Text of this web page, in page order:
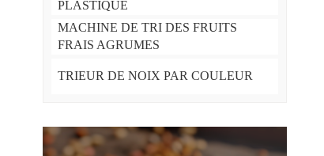
PLASTIQUE
MACHINE DE TRI DES FRUITS
FRAIS AGRUMES
TRIEUR DE NOIX PAR COULEUR